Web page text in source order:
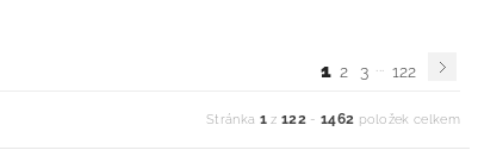
1 2 3 ... 122
Stránka 1 z 122- 1462 položek celkem